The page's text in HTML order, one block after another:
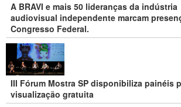
A BRAVI e mais 50 lideranças da indústria
audiovisual independente marcam
Congresso Federal.
III Fórum Mostra SP disponibiliza painéis
visualização gratuita